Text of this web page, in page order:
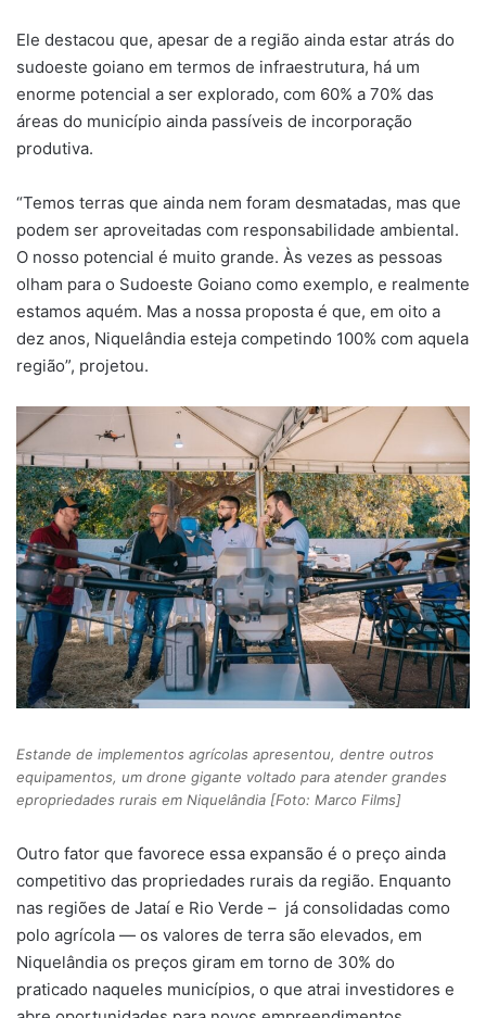
Ele destacou que, apesar de a região ainda estar atrás do
sudoeste goiano em termos de infraestrutura, há um
enorme potencial a ser explorado, com 60% a 70% das
áreas do município ainda passíveis de incorporação
produtiva.
“Temos terras que ainda nem foram desmatadas, mas que
podem ser aproveitadas com responsabilidade ambiental.
O nosso potencial é muito grande. Às vezes as pessoas
olham para o Sudoeste Goiano como exemplo, e realmente
estamos aquém. Mas a nossa proposta é que, em oito a
dez anos, Niquelândia esteja competindo 100% com aquela
região”, projetou.
Estande de implementos agrícolas apresentou, dentre outros
equipamentos, um drone gigante voltado para atender grandes
epropriedades rurais em Niquelândia [Foto: Marco Films]
Outro fator que favorece essa expansão é o preço ainda
competitivo das propriedades rurais da região. Enquanto
nas regiões de Jataí e Rio Verde – já consolidadas como
polo agrícola — os valores de terra são elevados, em
Niquelândia os preços giram em torno de 30% do
praticado naqueles municípios, o que atrai investidores e